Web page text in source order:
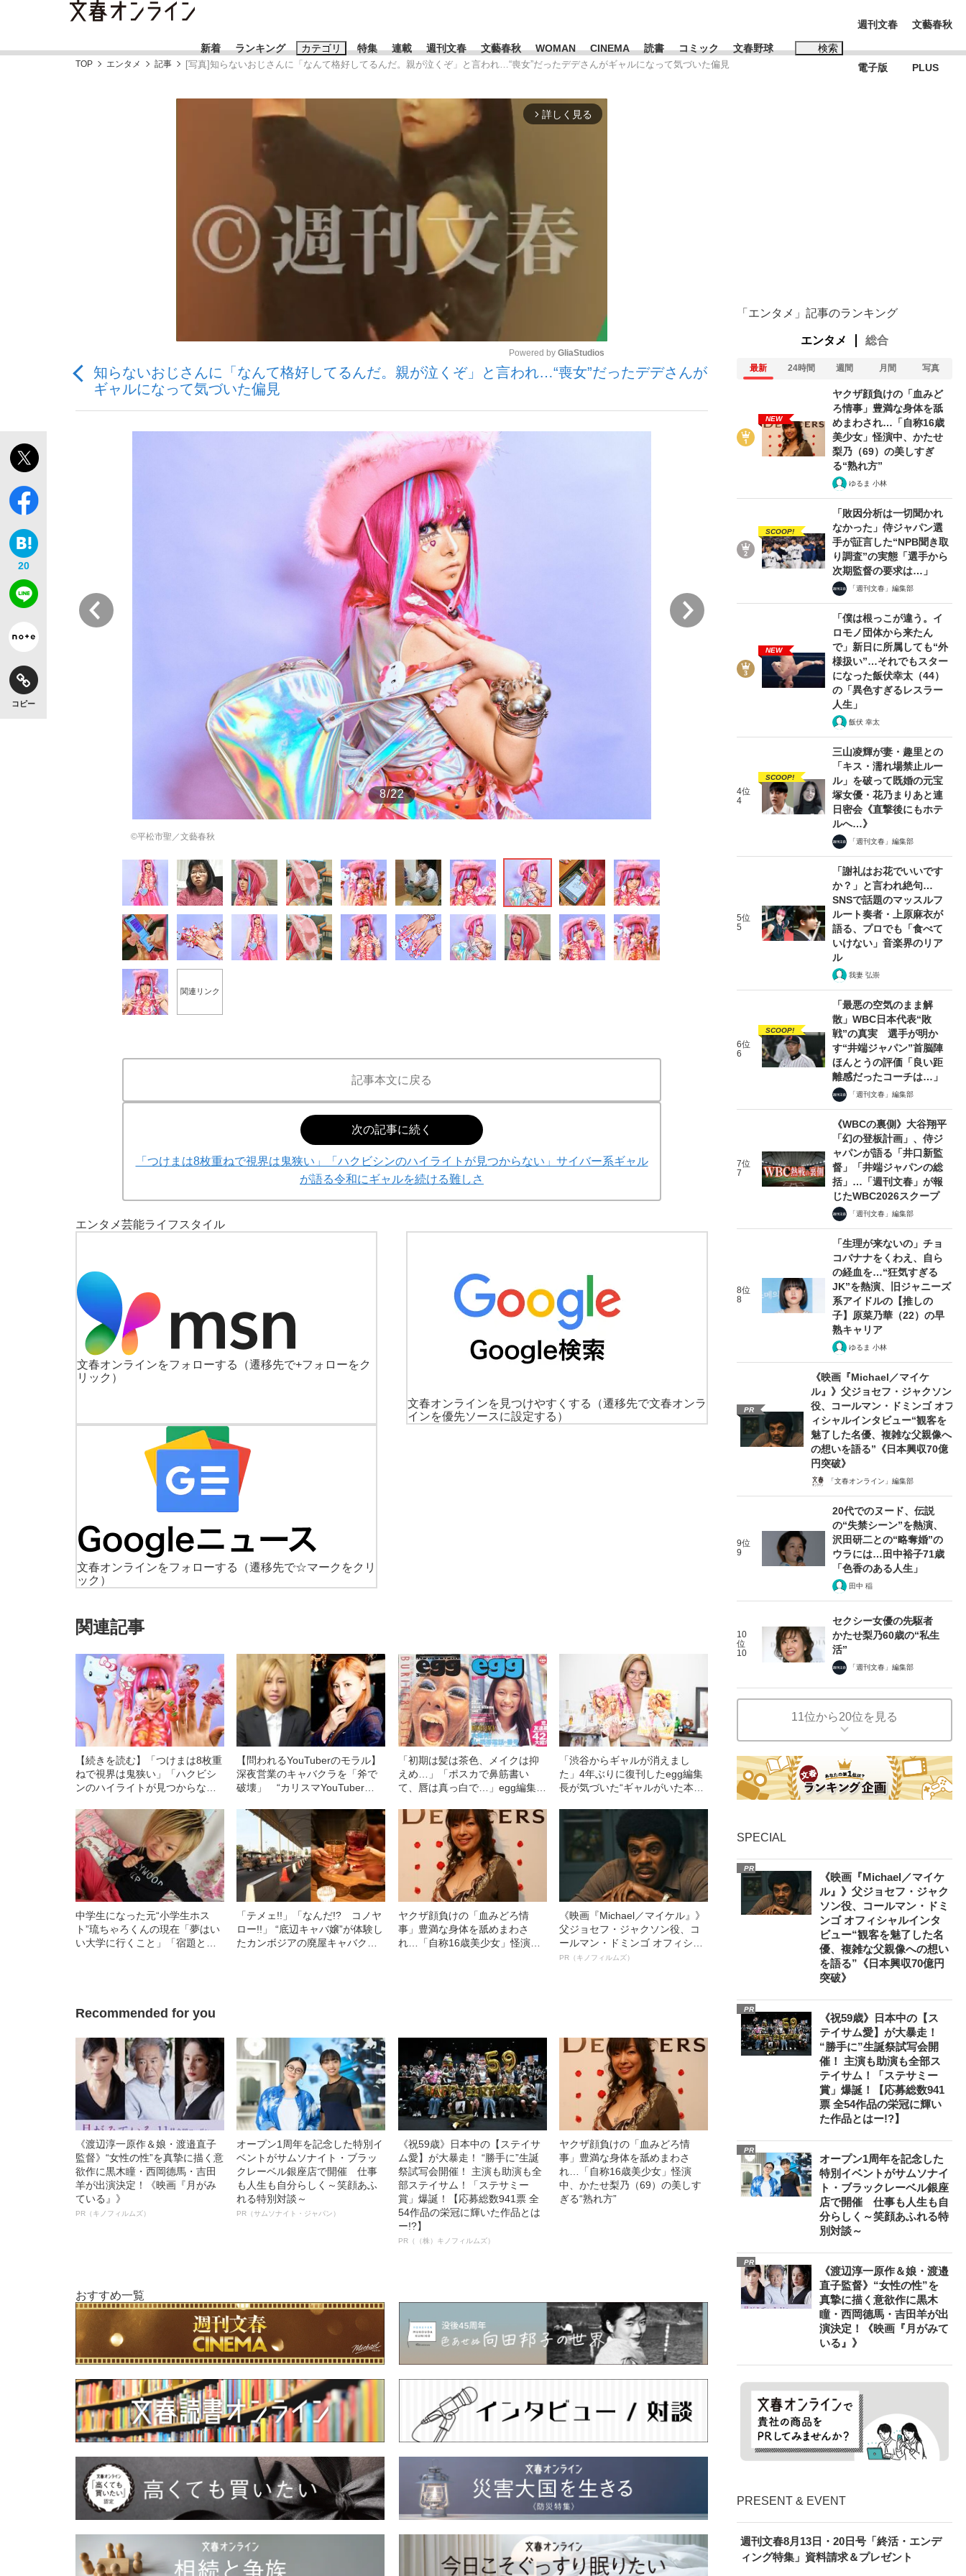
新着 ランキング カテゴリ
「90%は失敗する。でも…」本田圭佑が初めて明かした日本代表監督に... 「最悪の空気のまま解散」WBC日本代表“敗戦”の真実 選手が明かす...
「敗因分析は一切聞かれなかった」侍ジャパン選手が証言した“NPB聞... 「クマが悪者扱いされているのが悲しい」『北の国から』倉本聰氏（91...
「目標達成できなかったからと言って…」サッカー日本代表・森保一監督...
もっと見る
特集
いまさら聞けない資産運用のすべて
もっと見る
連載 週刊文春 文藝春秋 WOMAN CINEMA 読書 コミック 文春野球 検索
おすすめのキーワードタグ一覧
#藤田晋 #高市早苗 #後藤真希 #森岡毅
#玉木雄一郎
週刊文春
電子版
文藝春秋
PLUS
TOP エンタメ 記事 [写真]知らないおじさんに「なんて格好してるんだ。親が泣くぞ」と言われ…“喪女”だったデデさんがギャルになって気づいた偏見
arrow_forward_ios 詳しく見る
Powered by GliaStudios
知らないおじさんに「なんて格好してるんだ。親が泣くぞ」と言われ…“喪女”だったデデさんが
ギャルになって気づいた偏見
20
コピー
8/22
©平松市聖／文藝春秋
関連リンク
記事本文に戻る
次の記事に続く
「つけまは8枚重ねで視界は鬼狭い」「ハクビシンのハイライトが見つからない」サイバー系ギャル
が語る令和にギャルを続ける難しさ
エンタメ芸能ライフスタイル
文春オンラインをフォローする
（遷移先で+フォローをク
リック）
文春オンラインを見つけやすくする
（遷移先で文春オンラ
インを優先ソースに設定する）
文春オンラインをフォローする
（遷移先で☆マークをクリ
ック）
関連記事
【続きを読む】「つけまは8枚重
ねで視界は鬼狭い」「ハクビシ
ンのハイライトが見つからな
和にギャルを続ける難しさ
【問われるYouTuberのモラル】
深夜営業のキャバクラを「斧で
破壊」 “カリスマYouTuber
「初期は髪は茶色、メイクは抑
えめ…」「ポスカで鼻筋書い
て、唇は真っ白で…」egg編集長
「渋谷からギャルが消えまし
た」4年ぶりに復刊したegg編集
長が気づいた“ギャルがいた本当
中学生になった元“小学生ホス
ト”琉ちゃろくんの現在「夢はい
い大学に行くこと」「宿題とは
「テメェ!!」「なんだ!? コノヤ
ロー!!」 “底辺キャバ嬢”が体験し
たカンボジアの廃屋キャバクラ
ヤクザ顔負けの「血みどろ情
事」豊満な身体を舐めまわさ
れ…「自称16歳美少女」怪演
《映画『Michael／マイケル』》
父ジョセフ・ジャクソン役、コ
ールマン・ドミンゴ オフィシャ
ルインタビュー“観客を魅了した
PR（キノフィルムズ）
Recommended for you
《渡辺淳一原作＆娘・渡邉直子
監督》“女性の性”を真摯に描く意
欲作に黒木瞳・西岡德馬・吉田
羊が出演決定！《映画『月がみ
ている』》
PR（キノフィルムズ）
オープン1周年を記念した特別イ
ベントがサムソナイト・ブラッ
クレーベル銀座店で開催 仕事
も人生も自分らしく～笑顔あふ
れる特別対談～
PR（サムソナイト・ジャパン）
《祝59歳》日本中の【ステイサ
ム愛】が大暴走！ “勝手に”生誕
祭試写会開催！ 主演も助演も全
部ステイサム！「ステサミー
賞」爆誕！【応募総数941票 全
54作品の栄冠に輝いた作品とは
ー!?】
PR（（株）キノフィルムズ）
ヤクザ顔負けの「血みどろ情
事」豊満な身体を舐めまわさ
れ…「自称16歳美少女」怪演
中、かたせ梨乃（69）の美しす
ぎる“熟れ方”
おすすめ一覧
「エンタメ」記事のランキング
エンタメ 総合
最新 24時間 週間 月間 写真
NEW
ヤクザ顔負けの「血みど
ろ情事」豊満な身体を舐
めまわされ…「自称16歳
美少女」怪演中、かたせ
梨乃（69）の美しすぎ
る“熟れ方”
ゆるま 小林
SCOOP!
「敗因分析は一切聞かれ
なかった」侍ジャパン選
手が証言した“NPB聞き取
り調査”の実態「選手から
次期監督の要求は…」
「週刊文春」編集部
NEW
「僕は根っこが違う。イ
ロモノ団体から来たん
で」新日に所属しても“外
様扱い”…それでもスター
になった飯伏幸太（44）
の「異色すぎるレスラー
人生」
飯伏 幸太
4位
4
SCOOP!
三山凌輝が妻・趣里との
「キス・濡れ場禁止ルー
ル」を破って既婚の元宝
塚女優・花乃まりあと連
日密会《直撃後にもホテ
ルへ…》
「週刊文春」編集部
5位
5
「謝礼はお花でいいです
か？」と言われ絶句…
SNSで話題のマッスルフ
ルート奏者・上原麻衣が
語る、プロでも「食べて
いけない」音楽界のリア
ル
我妻 弘崇
6位
6
SCOOP!
「最悪の空気のまま解
散」WBC日本代表“敗
戦”の真実 選手が明か
す“井端ジャパン”首脳陣
ほんとうの評価「良い距
離感だったコーチは…」
「週刊文春」編集部
7位
7
《WBCの裏側》大谷翔平
「幻の登板計画」、侍ジ
ャパンが語る「井口新監
督」「井端ジャパンの総
括」…「週刊文春」が報
じたWBC2026スクープ
「週刊文春」編集部
8位
8
「生理が来ないの」チョ
コバナナをくわえ、自ら
の経血を…“狂気すぎる
JK”を熱演、旧ジャニーズ
系アイドルの【推しの
子】原菜乃華（22）の早
熟キャリア
ゆるま 小林
PR
《映画『Michael／マイケ
ル』》父ジョセフ・ジャクソン
役、コールマン・ドミンゴ オフ
ィシャルインタビュー“観客を
魅了した名優、複雑な父親像へ
の想いを語る”《日本興収70億
円突破》
「文春オンライン」編集部
9位
9
20代でのヌード、伝説
の“失禁シーン”を熱演、
沢田研二との“略奪婚”の
ウラには…田中裕子71歳
「色香のある人生」
田中 稲
10
位
10
セクシー女優の先駆者
かたせ梨乃60歳の“私生
活”
「週刊文春」編集部
11位から20位を見る
SPECIAL
PR
《映画『Michael／マイケ
ル』》父ジョセフ・ジャク
ソン役、コールマン・ドミ
ンゴ オフィシャルインタ
ビュー“観客を魅了した名
優、複雑な父親像への想い
を語る”《日本興収70億円
突破》
PR
《祝59歳》日本中の【ス
テイサム愛】が大暴走！
“勝手に”生誕祭試写会開
催！ 主演も助演も全部ス
テイサム！「ステサミー
賞」爆誕！【応募総数941
票 全54作品の栄冠に輝い
た作品とはー!?】
PR
オープン1周年を記念した
特別イベントがサムソナイ
ト・ブラックレーベル銀座
店で開催 仕事も人生も自
分らしく～笑顔あふれる特
別対談～
PR
《渡辺淳一原作＆娘・渡邉
直子監督》“女性の性”を
真摯に描く意欲作に黒木
瞳・西岡德馬・吉田羊が出
演決定！《映画『月がみて
いる』》
PRESENT & EVENT
週刊文春8月13日・20日号「終活・エンデ
ィング特集」資料請求＆プレゼント